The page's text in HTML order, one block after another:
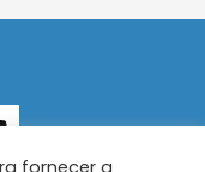
fornecer a